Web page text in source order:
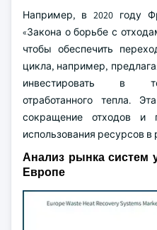
Например, в 2020 году
«Закона о борьбе с
чтобы обеспечить
цикла, например,
инвестировать в
отработанного тепла.
сокращение отходов и
использования ресурсов
Анализ рынка систем
Европе